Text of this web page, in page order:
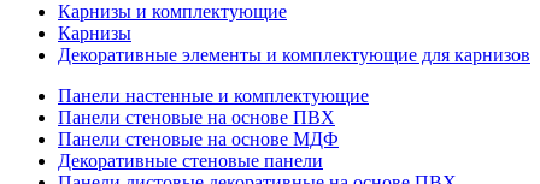
Карнизы и комплектующие
Карнизы
Декоративные элементы и комплектующие для карнизов
Панели настенные и комплектующие
Панели стеновые на основе ПВХ
Панели стеновые на основе МДФ
Декоративные стеновые панели